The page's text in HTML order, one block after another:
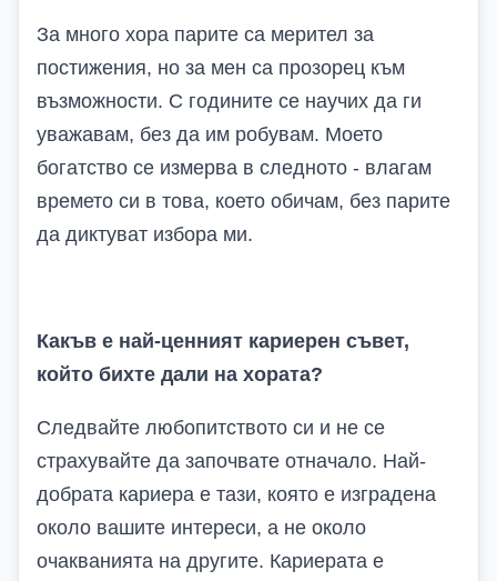
За много хора парите са мерител за
постижения, но за мен са прозорец към
възможности. С годините се научих да ги
уважавам, без да им робувам. Моето
богатство се измерва в следното - влагам
времето си в това, което обичам, без парите
да диктуват избора ми.
Какъв е най-ценният кариерен съвет,
който бихте дали на хората?
Следвайте любопитството си и не се
страхувайте да започвате отначало. Най-
добрата кариера е тази, която е изградена
около вашите интереси, а не около
очакванията на другите. Кариерата е